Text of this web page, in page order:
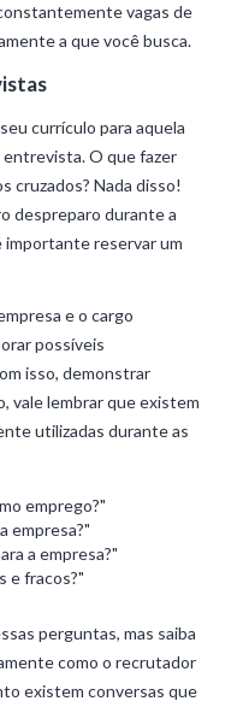
vagas de
a que você busca.
currículo para aquela
entrevista. O que fazer
cruzados? Nada disso!
despreparo durante a
importante reservar um
e o cargo
possíveis
isso, demonstrar
vale lembrar que existem
utilizadas durante as
emprego?"
empresa?"
a empresa?"
e fracos?"
perguntas, mas saiba
como o recrutador
existem conversas que